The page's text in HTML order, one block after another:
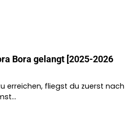
Bora gelangt [2025-2026
erreichen, fliegst du zuerst nach